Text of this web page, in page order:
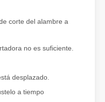
corte del alambre a
no es suficiente.
desplazado.
a tiempo